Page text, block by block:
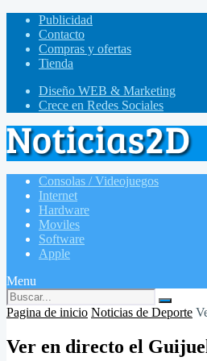
Publicidad
Contacto
Compras y ofertas
Tienda
Diseño WEB & Marketing
Crece en Redes Sociales
Consolas / Videojuegos
Internet
Hardware
Moviles
Software
Apple
Menu
Pagina de inicio Noticias de Deporte
Ver en directo el